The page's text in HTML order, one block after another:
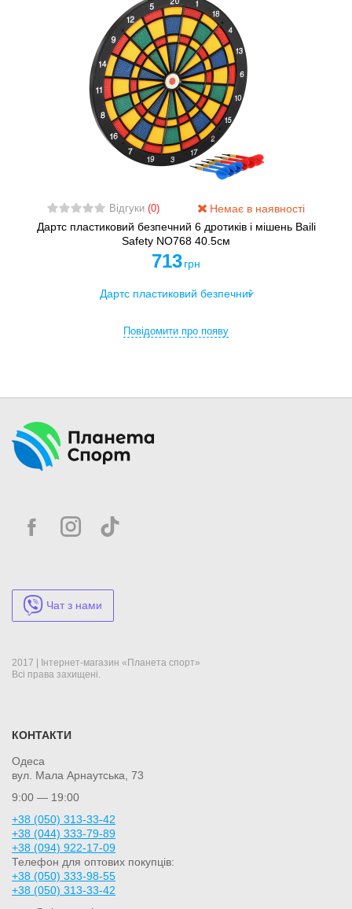
Відгуки(0)
Немає в наявності
Дартс пластиковий безпечний 6 дротиків і мішень Baili
Safety NO768 40.5см
713 грн
Повідомити про появу
Чат з нами
2017 | Інтернет-магазин «Планета спорт»
Всі права захищені.
КОНТАКТИ
Одеса
вул. Мала Арнаутська, 73
9:00 — 19:00
+38 (050) 313-33-42
+38 (044) 333-79-89
+38 (094) 922-17-09
Телефон для оптових покупців:
+38 (050) 333-98-55
+38 (050) 313-33-42